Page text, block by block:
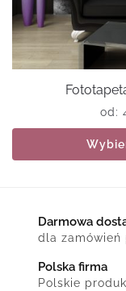
od:
Darmowa
dla zamówień
Polska firma
Polskie